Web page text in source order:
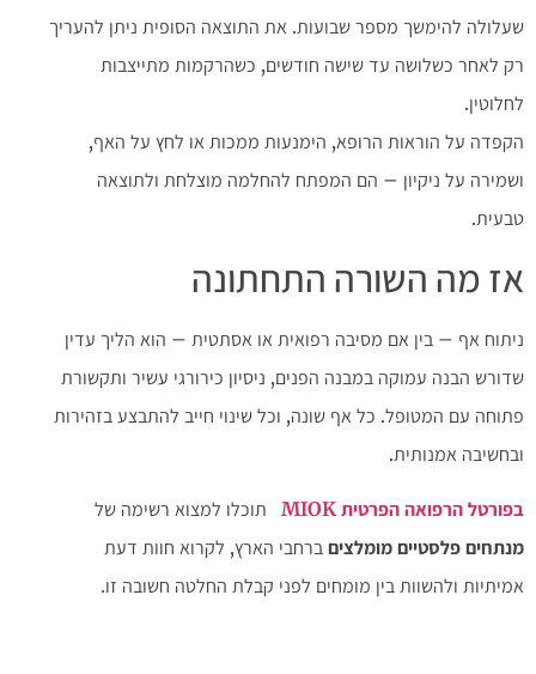
שעלולה להימשך מספר שבועות. את התוצאה הסופית ניתן להעריך
רק לאחר כשלושה עד שישה חודשים, כשהרקמות מתייצבות
לחלוטין.
הקפדה על הוראות הרופא, הימנעות ממכות או לחץ על האף,
ושמירה על ניקיון – הם המפתח להחלמה מוצלחת ולתוצאה
טבעית.
אז מה השורה התחתונה
ניתוח אף – בין אם מסיבה רפואית או אסתטית – הוא הליך עדין
שדורש הבנה עמוקה במבנה הפנים, ניסיון כירורגי עשיר ותקשורת
פתוחה עם המטופל. כל אף שונה, וכל שינוי חייב להתבצע בזהירות
ובחשיבה אמנותית.
בפורטל הרפואה הפרטית MIOK
תוכלו למצוא רשימה של
מנתחים פלסטיים מומלצים ברחבי הארץ, לקרוא חוות דעת
אמיתיות ולהשוות בין מומחים לפני קבלת החלטה חשובה זו.